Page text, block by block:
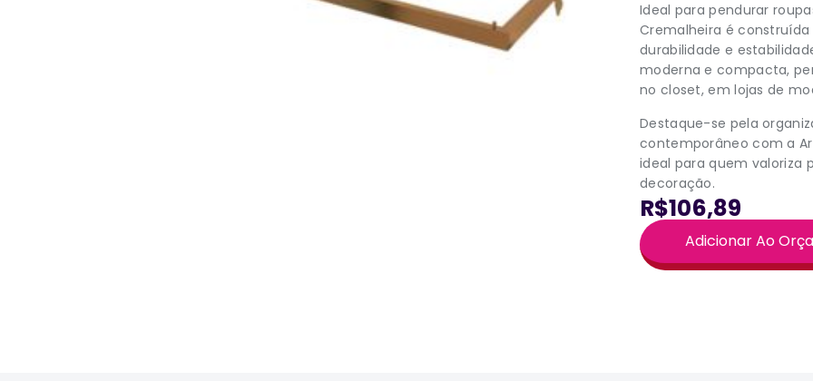
Ideal para pendurar
Cremalheira é
durabilidade e
moderna e compacta,
no closet, em lojas de
Destaque-se pela
contemporâneo com a
ideal para quem valoriza
decoração.
R$106,89
Adicionar Ao